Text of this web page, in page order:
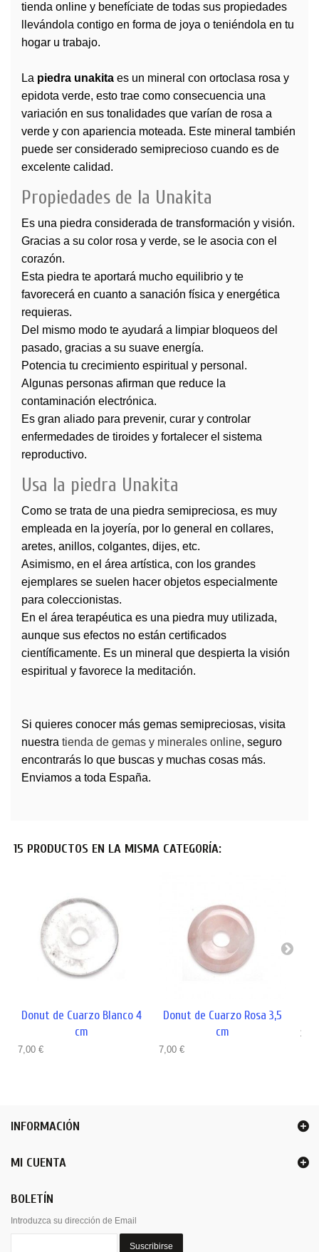
tienda online y benefíciate de todas sus propiedades
llevándola contigo en forma de joya o teniéndola en tu
hogar u trabajo.
La piedra unakita es un mineral con ortoclasa rosa y
epidota verde, esto trae como consecuencia una
variación en sus tonalidades que varían de rosa a
verde y con apariencia moteada. Este mineral también
puede ser considerado semiprecioso cuando es de
excelente calidad.
Propiedades de la Unakita
Es una piedra considerada de transformación y visión.
Gracias a su color rosa y verde, se le asocia con el
corazón.
Esta piedra te aportará mucho equilibrio y te
favorecerá en cuanto a sanación física y energética
requieras.
Del mismo modo te ayudará a limpiar bloqueos del
pasado, gracias a su suave energía.
Potencia tu crecimiento espiritual y personal.
Algunas personas afirman que reduce la
contaminación electrónica.
Es gran aliado para prevenir, curar y controlar
enfermedades de tiroides y fortalecer el sistema
reproductivo.
Usa la piedra Unakita
Como se trata de una piedra semipreciosa, es muy
empleada en la joyería, por lo general en collares,
aretes, anillos, colgantes, dijes, etc.
Asimismo, en el área artística, con los grandes
ejemplares se suelen hacer objetos especialmente
para coleccionistas.
En el área terapéutica es una piedra muy utilizada,
aunque sus efectos no están certificados
científicamente. Es un mineral que despierta la visión
espiritual y favorece la meditación.
Si quieres conocer más gemas semipreciosas, visita
nuestra tienda de gemas y minerales online, seguro
encontrarás lo que buscas y muchas cosas más.
Enviamos a toda España.
15 PRODUCTOS EN LA MISMA CATEGORÍA:
Donut de Cuarzo Blanco 4
cm
7,00 €
Donut de Cuarzo Rosa 3,5
cm
7,00 €
INFORMACIÓN
MI CUENTA
BOLETÍN
Introduzca su dirección de Email
Suscribirse